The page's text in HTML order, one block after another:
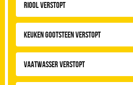
Riool Verstopt
Keuken Gootsteen Verstopt
Vaatwasser Verstopt